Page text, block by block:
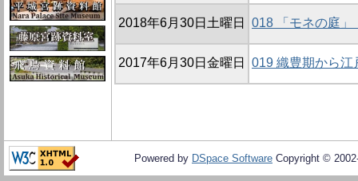
2018年6月30日土曜日 018 「モネの庭
2017年6月30日金曜日 019 織豊期から江
Powered by DSpace Software Copyright ©